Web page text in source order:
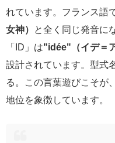
れています。フランス語
女神）
と全く同じ発音に
「ID」は"idée"（イデ＝
設計されています。型式
る。この言葉遊びこそが
地位を象徴しています。